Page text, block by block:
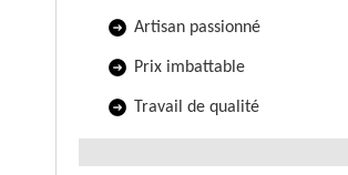
Artisan passionné
Prix imbattable
Travail de qualité